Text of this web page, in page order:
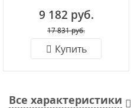
9 182 руб.
17 831 руб.
Купить
Все характеристики